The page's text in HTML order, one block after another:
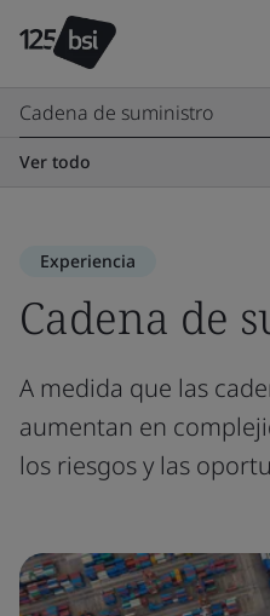
Cadena de suministro
Ver todo
Experiencia
Cadena de
A medida que las
aumentan en
los riesgos y las